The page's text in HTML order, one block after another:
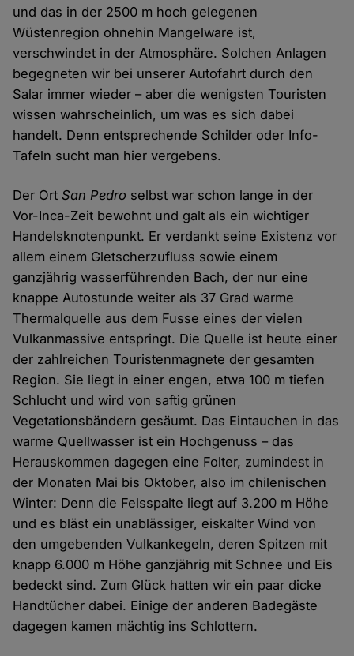
und das in der 2500 m hoch gelegenen
Wüstenregion ohnehin Mangelware ist,
verschwindet in der Atmosphäre. Solchen Anlagen
begegneten wir bei unserer Autofahrt durch den
Salar immer wieder – aber die wenigsten Touristen
wissen wahrscheinlich, um was es sich dabei
handelt. Denn entsprechende Schilder oder Info-
Tafeln sucht man hier vergebens.
Der OrtSan Pedro selbst war schon lange in der
Vor-Inca-Zeit bewohnt und galt als ein wichtiger
Handelsknotenpunkt. Er verdankt seine Existenz vor
allem einem Gletscherzufluss sowie einem
ganzjährig wasserführenden Bach, der nur eine
knappe Autostunde weiter als 37 Grad warme
Thermalquelle aus dem Fusse eines der vielen
Vulkanmassive entspringt. Die Quelle ist heute einer
der zahlreichen Touristenmagnete der gesamten
Region. Sie liegt in einer engen, etwa 100 m tiefen
Schlucht und wird von saftig grünen
Vegetationsbändern gesäumt. Das Eintauchen in das
warme Quellwasser ist ein Hochgenuss – das
Herauskommen dagegen eine Folter, zumindest in
der Monaten Mai bis Oktober, also im chilenischen
Winter: Denn die Felsspalte liegt auf 3.200 m Höhe
und es bläst ein unablässiger, eiskalter Wind von
den umgebenden Vulkankegeln, deren Spitzen mit
knapp 6.000 m Höhe ganzjährig mit Schnee und Eis
bedeckt sind. Zum Glück hatten wir ein paar dicke
Handtücher dabei. Einige der anderen Badegäste
dagegen kamen mächtig ins Schlottern.